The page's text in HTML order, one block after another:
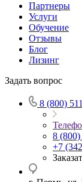
Партнеры
Услуги
Обучение
Отзывы
Блог
Лизинг
Задать вопрос
8 (800)
8 (800)
+7